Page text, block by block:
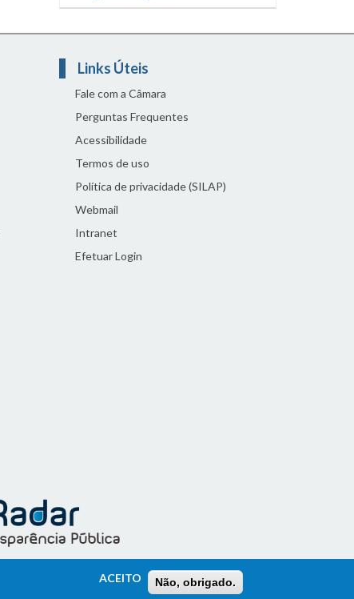
Links Úteis
Fale com a Câmara
Perguntas Frequentes
Acessibilidade
Termos de uso
Política de privacidade (SILAP)
Webmail
Intranet
Efetuar Login
ACEITO Não, obrigado.